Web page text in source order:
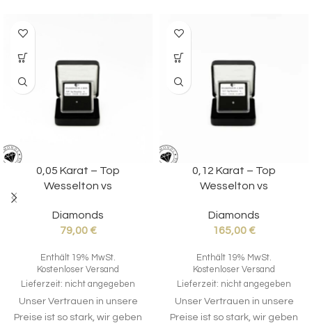
0,05 Karat – Top
Wesselton vs
Diamonds
79,00€
Enthält 19% MwSt.
Kostenloser Versand
Lieferzeit: nicht angegeben
Unser Vertrauen in unsere
Preise ist so stark, wir geben
0,12 Karat – Top
Wesselton vs
Diamonds
165,00€
Enthält 19% MwSt.
Kostenloser Versand
Lieferzeit: nicht angegeben
Unser Vertrauen in unsere
Preise ist so stark, wir geben